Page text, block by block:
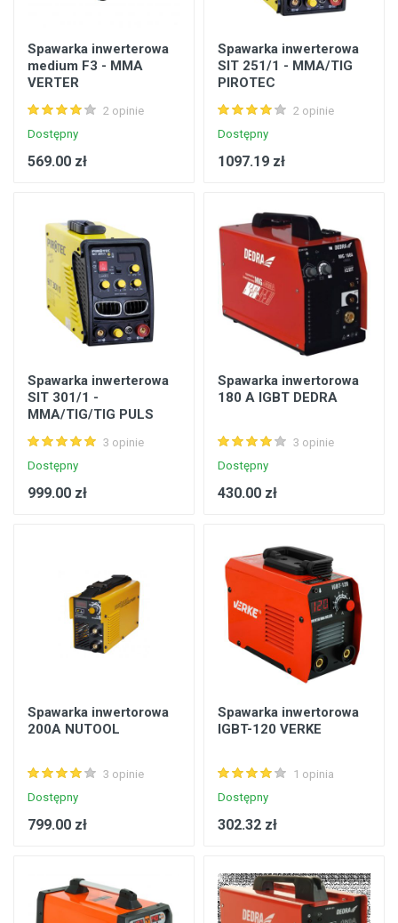
Spawarka inwerterowa
medium F3 - MMA
VERTER
2 opinie
Dostępny
569.00 zł
Spawarka inwerterowa
SIT 251/1 - MMA/TIG
PIROTEC
2 opinie
Dostępny
1097.19 zł
Spawarka inwerterowa
SIT 301/1 -
MMA/TIG/TIG PULS
3 opinie
Dostępny
999.00 zł
Spawarka inwertorowa
180 A IGBT DEDRA
3 opinie
Dostępny
430.00 zł
Spawarka inwertorowa
200A NUTOOL
3 opinie
Dostępny
799.00 zł
Spawarka inwertorowa
IGBT-120 VERKE
1 opinia
Dostępny
302.32 zł